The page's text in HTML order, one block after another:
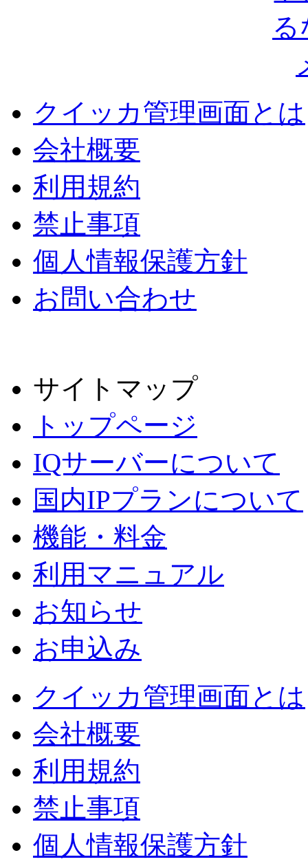
クイッカ管理画面とは
会社概要
利用規約
禁止事項
個人情報保護方針
お問い合わせ
サイトマップ
トップページ
IQサーバーについて
国内IPプランについて
機能・料金
利用マニュアル
お知らせ
お申込み
クイッカ管理画面とは
会社概要
利用規約
禁止事項
個人情報保護方針